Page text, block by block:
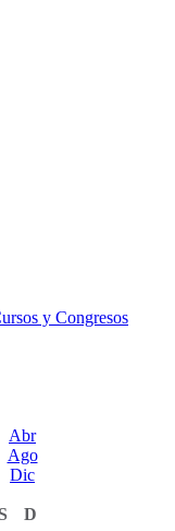
y Congresos
Abr
Ago
Dic
S
D